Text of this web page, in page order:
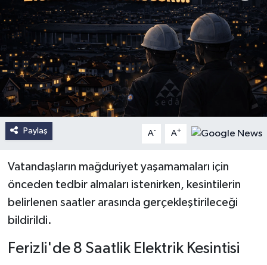
Paylaş A- A+
Vatandaşların mağduriyet yaşamamaları için
önceden tedbir almaları istenirken, kesintilerin
belirlenen saatler arasında gerçekleştirileceği
bildirildi.
Ferizli'de 8 Saatlik Elektrik Kesintisi